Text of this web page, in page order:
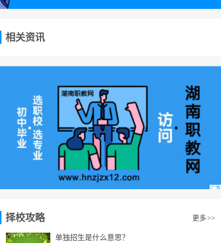
相关资讯
择校攻略 更多 >>
单独招生是什么意思？